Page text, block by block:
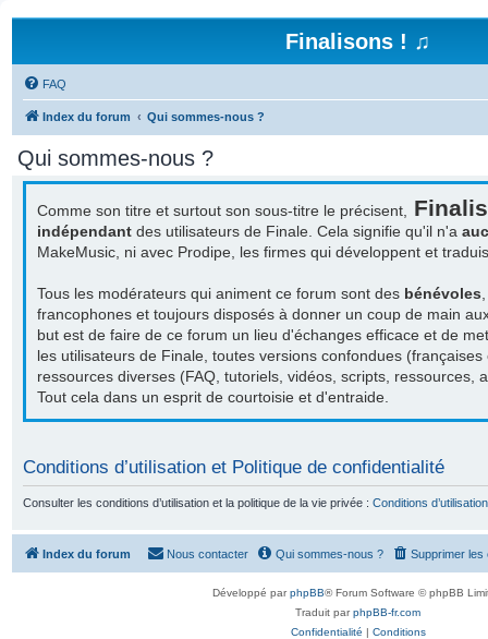
Finalisons ! ♫
FAQ
Index du forum Qui sommes-nous ?
Qui sommes-nous ?
Comme son titre et surtout son sous-titre le précisent,
indépendant des utilisateurs de Finale. Cela signifie qu'il n'a
MakeMusic, ni avec Prodipe, les firmes qui développent et
Tous les modérateurs qui animent ce forum sont des bénévoles
francophones et toujours disposés à donner un coup de main
but est de faire de ce forum un lieu d'échanges efficace et de
les utilisateurs de Finale, toutes versions confondues
ressources diverses (FAQ, tutoriels, vidéos, scripts, ressources,
Tout cela dans un esprit de courtoisie et d'entraide.
Conditions d’utilisation et Politique de confidentialité
Consulter les conditions d’utilisation et la politique de la vie privée : Conditions d’utilisation
Index du forum Supprimer les
Qui sommes-nous ?
Nous contacter
Développé parphpBB® Forum Software © phpBB
Traduit parphpBB-fr.com
Confidentialité | Conditions